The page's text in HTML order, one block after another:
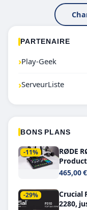
PARTENAIRE
›Play-Geek
›ServeurListe
BONS PLANS
-11%
RØDE
Double
465,00 €
-29%
Crucial
2280,